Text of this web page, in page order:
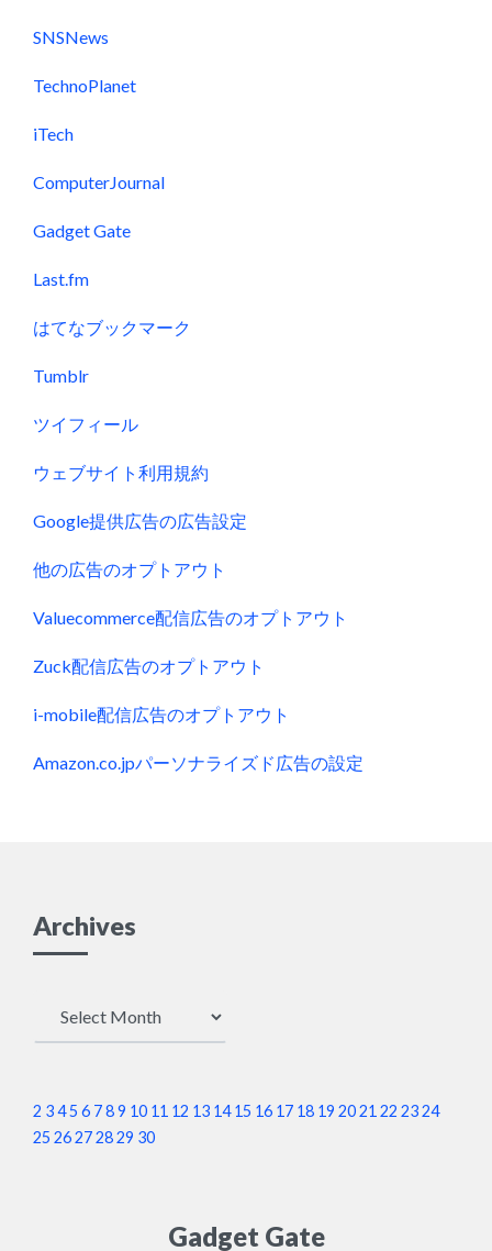
SNSNews
TechnoPlanet
iTech
ComputerJournal
Gadget Gate
Last.fm
はてなブックマーク
Tumblr
ツイフィール
ウェブサイト利用規約
Google提供広告の広告設定
他の広告のオプトアウト
Valuecommerce配信広告のオプトアウト
Zuck配信広告のオプトアウト
i-mobile配信広告のオプトアウト
Amazon.co.jpパーソナライズド広告の設定
Gadget Gate
Archives
2 345 6 789 10 11 12 13 14 15 16 17 18 19 2021 22 2324
25 26272829 30